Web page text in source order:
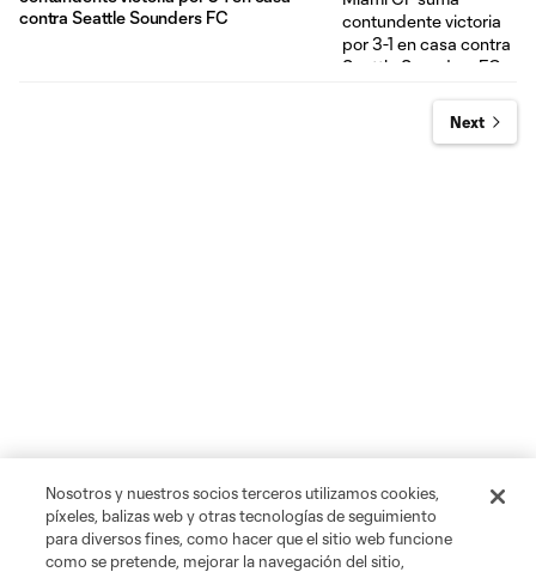
contra Seattle Sounders FC
Next
Nosotros y nuestros socios terceros utilizamos cookies,
píxeles, balizas web y otras tecnologías de seguimiento
para diversos fines, como hacer que el sitio web funcione
como se pretende, mejorar la navegación del sitio,